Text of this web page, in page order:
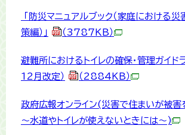
「防災マニュアルブック（家庭における災
策編）」
（3787KB）
避難所におけるトイレの確保・管理ガイド
12月改定）
（2884KB）
政府広報オンライン(災害で住まいが被
～水道やトイレが使えないときには～)